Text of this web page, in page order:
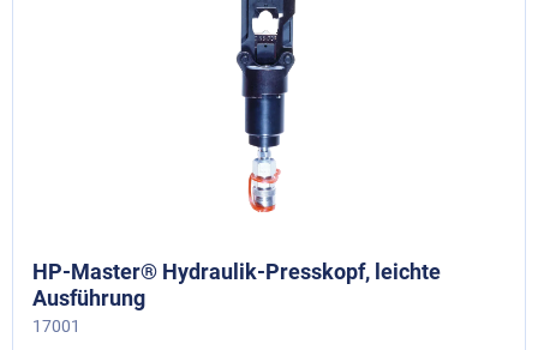
HP-Master® Hydraulik-Presskopf, leichte
Ausführung
17001